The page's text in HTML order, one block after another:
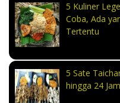
5 Kuliner
Coba, Ada
Tertentu
5 Sate
hingga 24